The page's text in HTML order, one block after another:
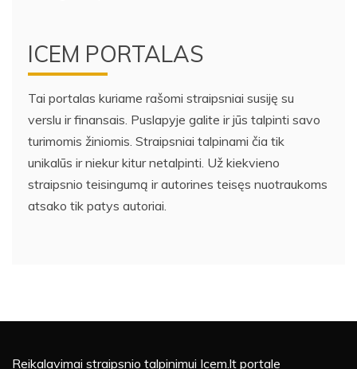
ICEM PORTALAS
Tai portalas kuriame rašomi straipsniai susiję su
verslu ir finansais. Puslapyje galite ir jūs talpinti savo
turimomis žiniomis. Straipsniai talpinami čia tik
unikalūs ir niekur kitur netalpinti. Už kiekvieno
straipsnio teisingumą ir autorines teisęs nuotraukoms
atsako tik patys autoriai.
Reikalavimai straipsnio talpinimui Icem.lt portale